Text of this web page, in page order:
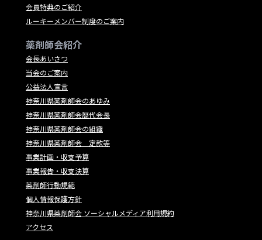
会員特典のご紹介
ルーキーメンバー制度のご案内
薬剤師会紹介
会長あいさつ
当会のご案内
公益法人宣言
神奈川県薬剤師会のあゆみ
神奈川県薬剤師会歴代会長
神奈川県薬剤師会の組織
神奈川県薬剤師会 定款等
事業計画・収支予算
事業報告・収支決算
薬剤師行動規範
個人情報保護方針
神奈川県薬剤師会 ソーシャルメディア利用規約
アクセス